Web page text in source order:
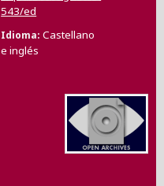
543/ed
Idioma Castellano
e inglés